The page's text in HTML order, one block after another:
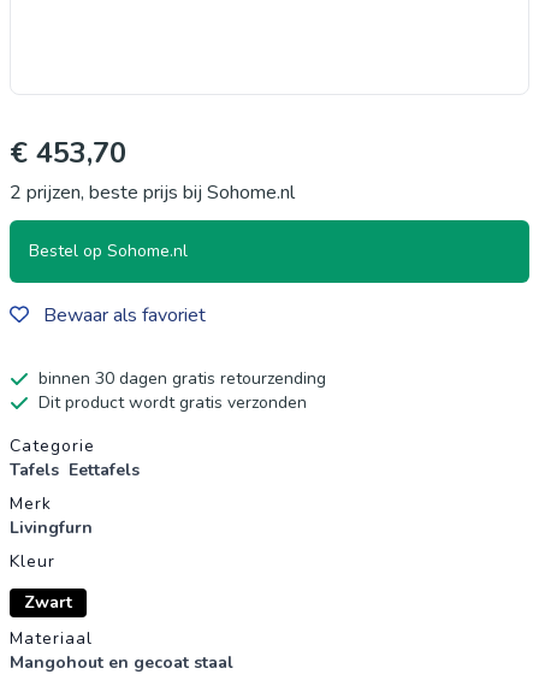
€ 453,70
2 prijzen, beste prijs bij Sohome.nl
Bestel op Sohome.nl
Bewaar als favoriet
binnen 30 dagen gratis retourzending
Dit product wordt gratis verzonden
Productgegevens
Categorie
Tafels Eettafels
Merk
Livingfurn
Kleur
Zwart
Materiaal
Mangohout en gecoat staal